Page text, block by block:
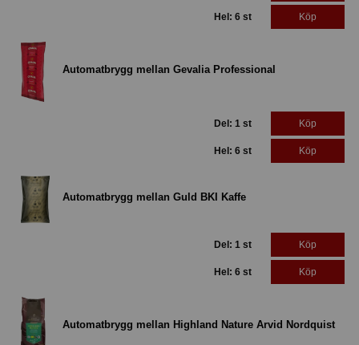
Hel: 6 st Köp
Automatbrygg mellan Gevalia Professional
Del: 1 st Köp
Hel: 6 st Köp
Automatbrygg mellan Guld BKI Kaffe
Del: 1 st Köp
Hel: 6 st Köp
Automatbrygg mellan Highland Nature Arvid Nordquist